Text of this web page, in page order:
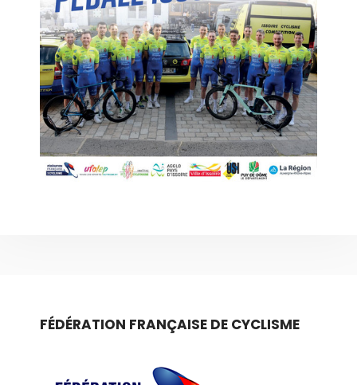
FÉDÉRATION FRANÇAISE DE CYCLISME